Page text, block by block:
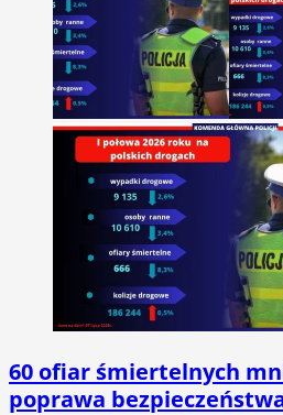
60 ofiar śmiertelnych
poprawa